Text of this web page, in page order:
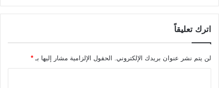
اترك تعليقاً
لن يتم نشر عنوان بريدك الإلكتروني. الحقول الإلزامية مشار إليها بـ *